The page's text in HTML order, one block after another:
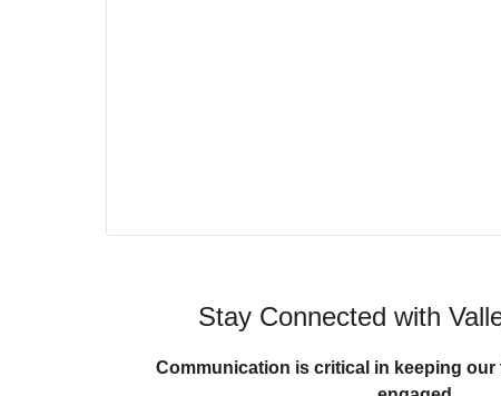
Stay Connected with
Communication is critical in keeping our